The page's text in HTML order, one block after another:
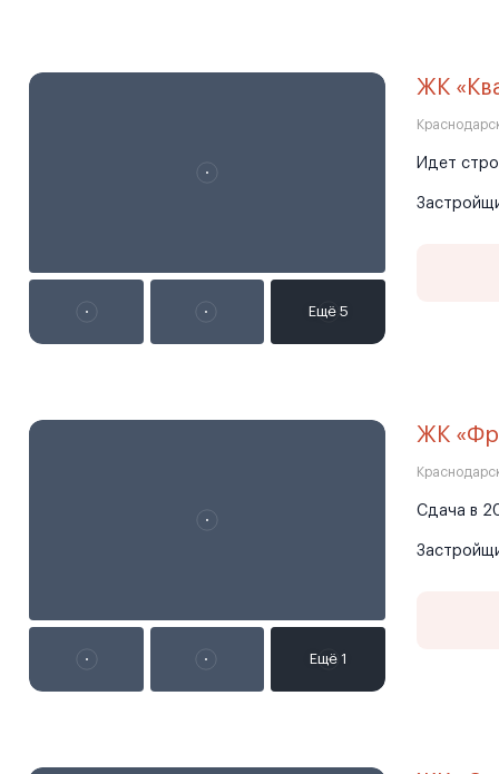
ЖК
Идет
ЖК
Сдача в